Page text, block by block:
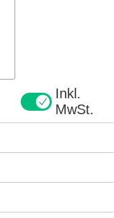
Inkl.
MwSt.